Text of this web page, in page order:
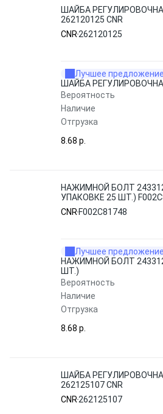
ШАЙБА РЕГУЛИРОВОЧНА
262120125 CNR
CNR 262120125
Лучшее предложение
ШАЙБА РЕГУЛИРОВОЧНА
Вероятность
Наличие
Отгрузка
8.68 p.
НАЖИМНОЙ БОЛТ
УПАКОВКЕ 25 ШТ.)
CNR F002C81748
Лучшее предложение
НАЖИМНОЙ БОЛТ
ШТ.)
Вероятность
Наличие
Отгрузка
8.68 p.
ШАЙБА РЕГУЛИРОВОЧНА
262125107 CNR
CNR 262125107